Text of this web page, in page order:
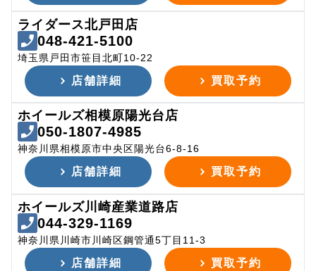
ライダース北戸田店
048-421-5100
埼玉県戸田市笹目北町10-22
店舗詳細 買取予約
ホイールズ相模原陽光台店
050-1807-4985
神奈川県相模原市中央区陽光台6-8-16
店舗詳細 買取予約
ホイールズ川崎産業道路店
044-329-1169
神奈川県川崎市川崎区鋼管通5丁目11-3
店舗詳細 買取予約